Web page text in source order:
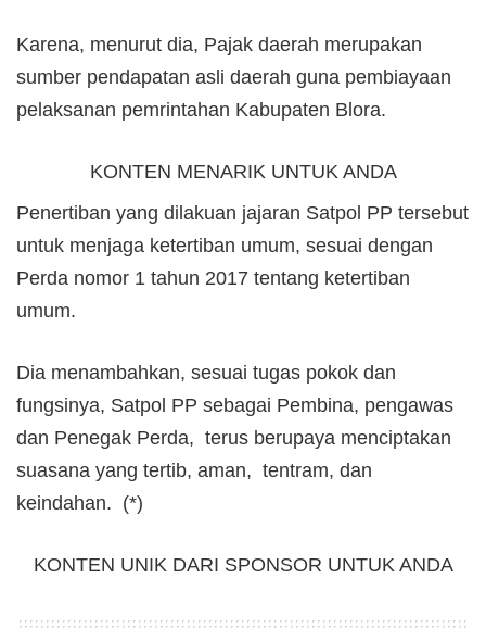
Karena, menurut dia, Pajak daerah merupakan
sumber pendapatan asli daerah guna pembiayaan
pelaksanan pemrintahan Kabupaten Blora.
KONTEN MENARIK UNTUK ANDA
Penertiban yang dilakuan jajaran Satpol PP tersebut
untuk menjaga ketertiban umum, sesuai dengan
Perda nomor 1 tahun 2017 tentang ketertiban
umum.
Dia menambahkan, sesuai tugas pokok dan
fungsinya, Satpol PP sebagai Pembina, pengawas
dan Penegak Perda, terus berupaya menciptakan
suasana yang tertib, aman, tentram, dan
keindahan. (*)
KONTEN UNIK DARI SPONSOR UNTUK ANDA